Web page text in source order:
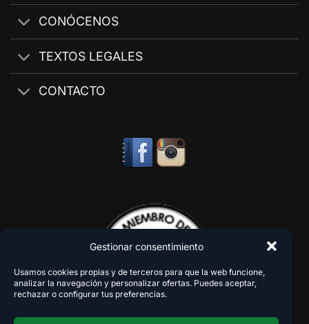
Gestionar consentimiento
Usamos cookies propias y de terceros para que la web funcione,
analizar la navegación y personalizar ofertas. Puedes aceptar,
rechazar o configurar tus preferencias.
CONÓCENOS
TEXTOS LEGALES
CONTACTO